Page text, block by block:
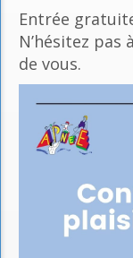
Entrée
N’hésitez
de vous.